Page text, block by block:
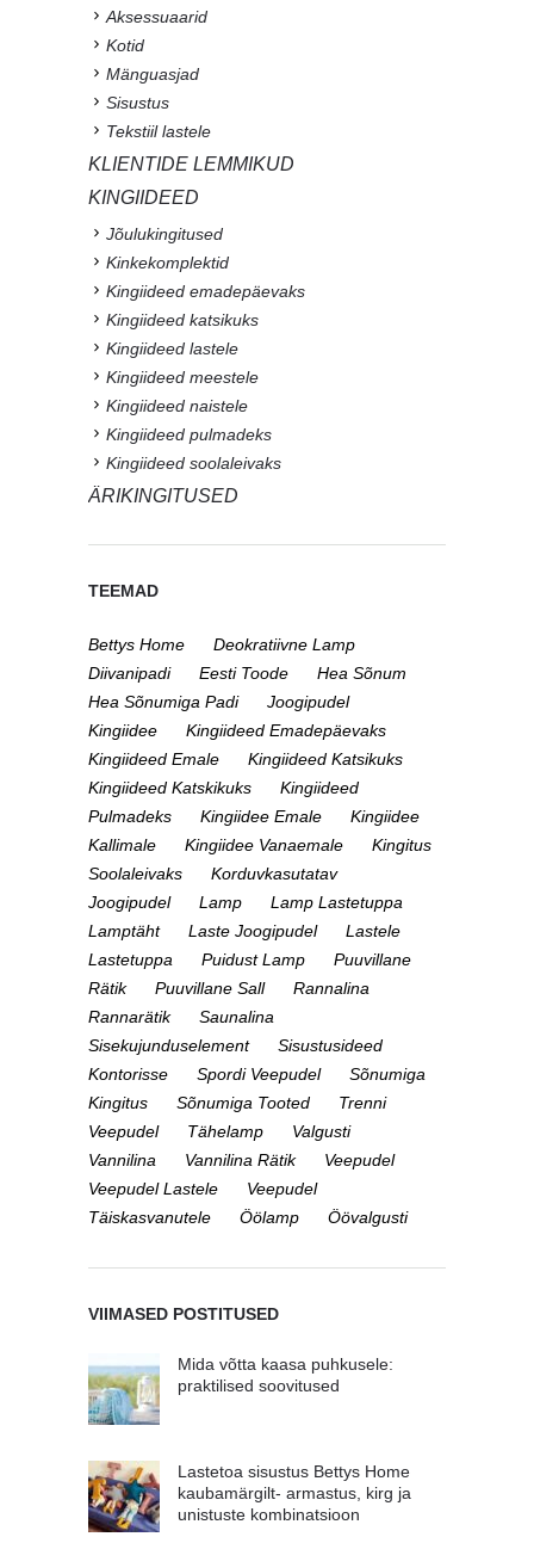
Aksessuaarid
Kotid
Mänguasjad
Sisustus
Tekstiil lastele
KLIENTIDE LEMMIKUD
KINGIIDEED
Jõulukingitused
Kinkekomplektid
Kingiideed emadepäevaks
Kingiideed katsikuks
Kingiideed lastele
Kingiideed meestele
Kingiideed naistele
Kingiideed pulmadeks
Kingiideed soolaleivaks
ÄRIKINGITUSED
TEEMAD
Bettys Home
Deokratiivne Lamp
Diivanipadi
Eesti Toode
Hea Sõnum
Hea Sõnumiga Padi
Joogipudel
Kingiidee
Kingiideed Emadepäevaks
Kingiideed Emale
Kingiideed Katsikuks
Kingiideed Katskikuks
Kingiideed
Pulmadeks
Kingiidee Emale
Kingiidee
Kallimale
Kingiidee Vanaemale
Kingitus
Soolaleivaks
Korduvkasutatav
Joogipudel
Lamp
Lamp Lastetuppa
Lamptäht
Laste Joogipudel
Lastele
Lastetuppa
Puidust Lamp
Puuvillane
Rätik
Puuvillane Sall
Rannalina
Rannarätik
Saunalina
Sisekujunduselement
Sisustusideed
Kontorisse
Spordi Veepudel
Sõnumiga
Kingitus
Sõnumiga Tooted
Trenni
Veepudel
Tähelamp
Valgusti
Vannilina
Vannilina Rätik
Veepudel
Veepudel Lastele
Veepudel
Täiskasvanutele
Öölamp Öövalgusti
VIIMASED POSTITUSED
Mida võtta kaasa puhkusele:
praktilised soovitused
Lastetoa sisustus Bettys Home
kaubamärgilt- armastus, kirg ja
unistuste kombinatsioon